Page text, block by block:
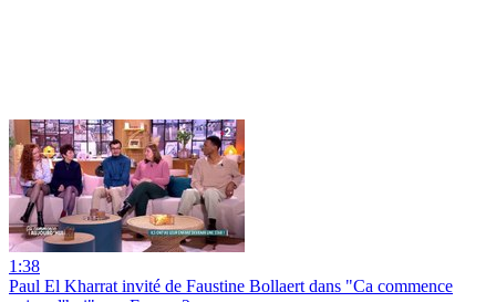
1:38
Paul El Kharrat invité de Faustine Bollaert dans "Ca commence